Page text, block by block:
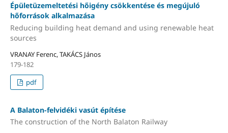
Épületüzemeltetési hőigény csökkentése és megújuló
hőforrások alkalmazása
Reducing building heat demand and using renewable heat
sources
VRANAY Ferenc, TAKÁCS János
179-182
pdf
A Balaton-felvidéki vasút építése
The construction of the North Balaton Railway